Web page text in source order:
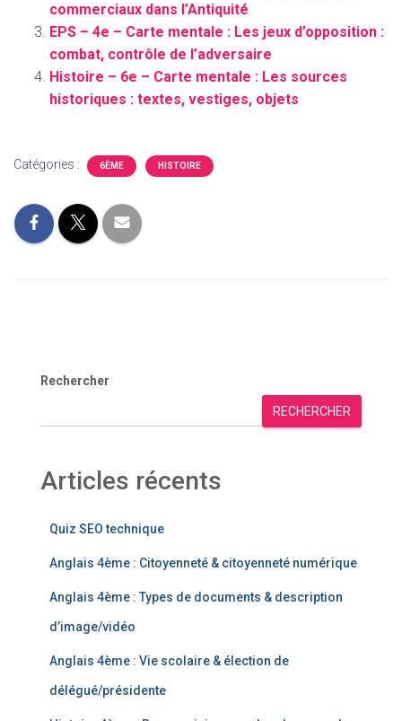
commerciaux dans l’Antiquité
EPS – 4e – Carte mentale : Les jeux d’opposition :
combat, contrôle de l’adversaire
Histoire – 6e – Carte mentale : Les sources
historiques : textes, vestiges, objets
Catégories : 6ÈME HISTOIRE
Rechercher
RECHERCHER
Articles récents
Quiz SEO technique
Anglais 4ème : Citoyenneté & citoyenneté numérique
Anglais 4ème : Types de documents & description
d’image/vidéo
Anglais 4ème : Vie scolaire & élection de
délégué/présidente